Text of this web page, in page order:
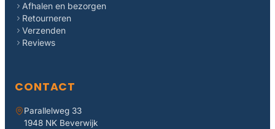
Afhalen en bezorgen
Retourneren
Verzenden
Reviews
CONTACT
Parallelweg 33
1948 NK Beverwijk